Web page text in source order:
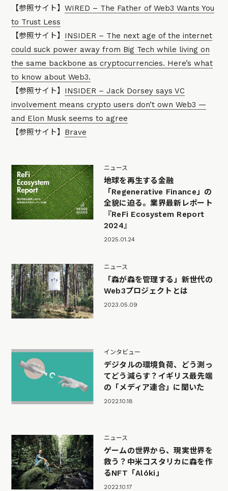
【参照サイト】WIRED – The Father of Web3 Wants You
to Trust Less
【参照サイト】 INSIDER – The next age of the internet
could suck power away from Big Tech while living on
the same backbone as cryptocurrencies. Here’s what
to know about Web3.
【参照サイト】 INSIDER – Jack Dorsey says VC
involvement means crypto users don’t own Web3 —
and Elon Musk seems to agree
【参照サイト】 Brave
ニュース
地球を再生する金融
「Regenerative Finance」の
全貌に迫る。業界最新レポート
『ReFi Ecosystem Report
2024』
2025.01.24
ニュース
「森が森を管理する」新世代の
Web3プロジェクトとは
2023.05.09
インタビュー
デジタルの環境負荷、どう測っ
てどう減らす？イギリス最先端
の「メディア連合」に聞いた
2022.10.18
ニュース
ゲームの世界から、現実世界を
救う？中米コスタリカに森を作
るNFT「Alóki」
2022.10.17